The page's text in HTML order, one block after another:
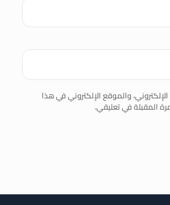
والموقع الإلكتروني في هذا
المقبلة في تعليقي.